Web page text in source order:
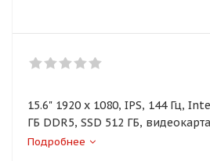
15.6" 1920 x 1080, IPS, 144 Гц,
ГБ DDR5, SSD 512 ГБ,
4050 6 ГБ (TGP 65 Вт), без ОС,
Подробнее